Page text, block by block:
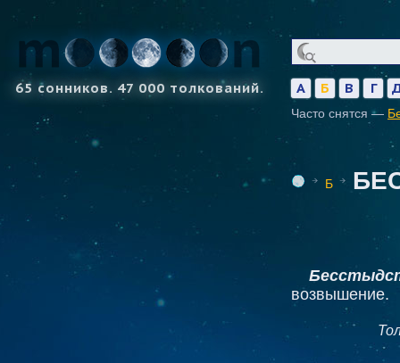
65 сонников. 47 000 толкований. А Б В Г
Часто снятся —
Б
возвышение.